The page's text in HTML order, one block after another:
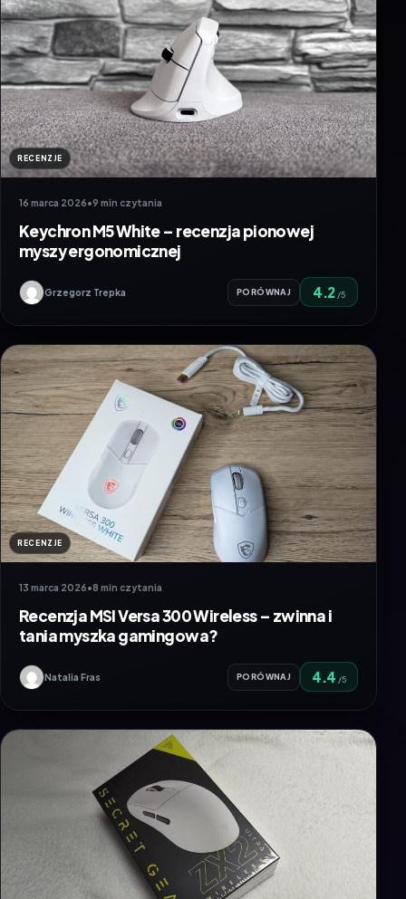
RECENZJE
16 marca 2026•9 min czytania
Keychron M5 White – recenzja pionowej
myszy ergonomicznej
Grzegorz Trepka PORÓWNAJ 4.2 /5
RECENZJE
13 marca 2026•8 min czytania
Recenzja MSI Versa 300 Wireless – zwinna i
tania myszka gamingowa?
Natalia Fras PORÓWNAJ 4.4 /5